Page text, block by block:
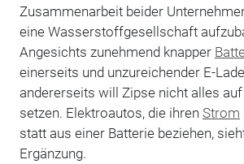
Zusammenarbeit beider
eine Wasserstoffgesellschaft
Angesichts zunehmend knapper
einerseits und unzureichender E-
andererseits will Zipse nicht alles
setzen. Elektroautos, die ihren Strom
statt aus einer Batterie beziehen,
Ergänzung.